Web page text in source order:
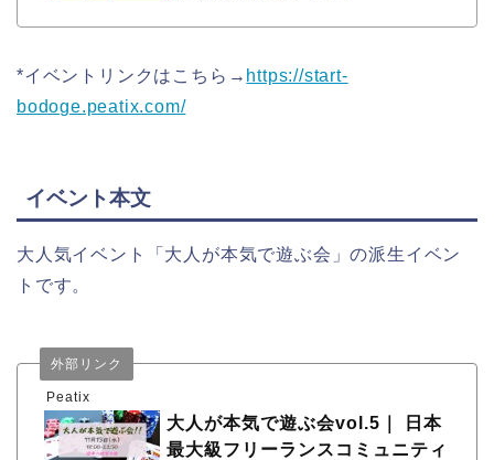
*イベントリンクはこちら→ https://start-
bodoge.peatix.com/
イベント本文
大人気イベント「大人が本気で遊ぶ会」の派生イベン
トです。
Peatix
外部リンク
大人が本気で遊ぶ会vol.5｜ 日本
最大級フリーランスコミュニティ